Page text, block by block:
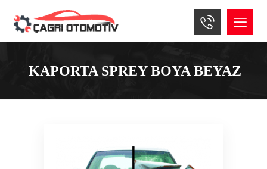
KAPORTA SPREY BOYA BEYAZ